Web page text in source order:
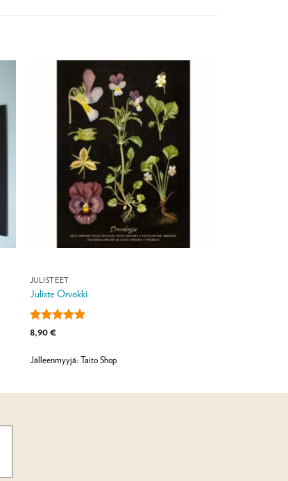
JULISTEET
Juliste Orvokki
Arvostelu
8,90€
Jälleenmyyjä: Taito Shop